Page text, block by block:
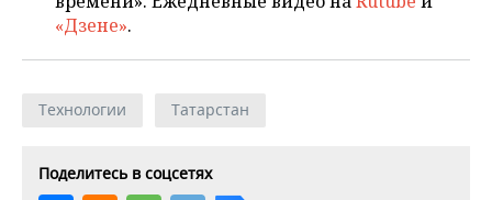
«Дзене».
Технологии Татарстан
Поделитесь в соцсетях